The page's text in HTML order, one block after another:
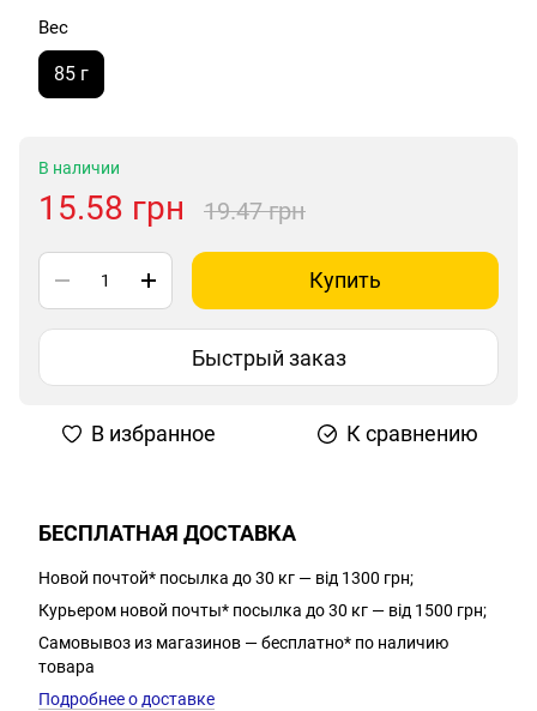
Вес
85 г
В наличии
15.58 грн 19.47 грн
Купить
Быстрый заказ
В избранное К сравнению
БЕСПЛАТНАЯ ДОСТАВКА
Новой почтой* посылка до 30 кг — від 1300 грн;
Курьером новой почты* посылка до 30 кг — від 1500 грн;
Самовывоз из магазинов — бесплатно* по наличию
товара
Подробнее о доставке